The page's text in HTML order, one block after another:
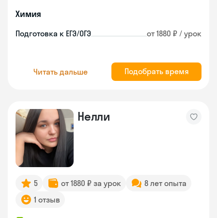
Химия
Подготовка к ЕГЭ/ОГЭ от 1880 ₽ / урок
Читать дальше Подобрать время
Нелли
5 от 1880 ₽ за урок
8 лет опыта
1 отзыв